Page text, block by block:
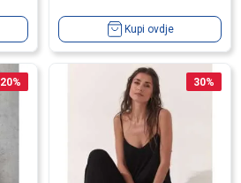
Kupi ovdje
20% 30%